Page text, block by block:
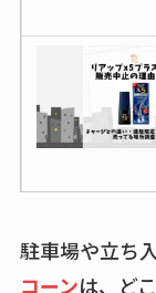
駐車場や立ち
コーンは、ど